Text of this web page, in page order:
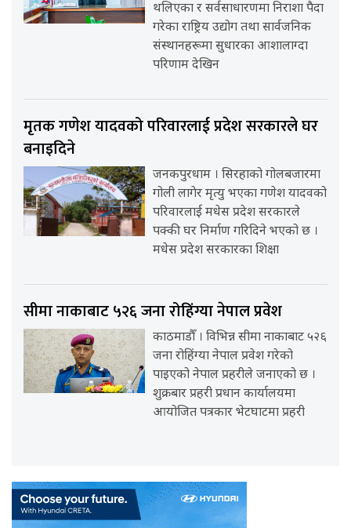
थलिएका र सर्वसाधारणमा निराशा पैदा
गरेका राष्ट्रिय उद्योग तथा सार्वजनिक
संस्थानहरूमा सुधारका आशालाग्दा
परिणाम देखिन
मृतक गणेश यादवको परिवारलाई प्रदेश सरकारले घर
बनाइदिने
जनकपुरधाम । सिरहाको गोलबजारमा
गोली लागेर मृत्यु भएका गणेश यादवको
परिवारलाई मधेस प्रदेश सरकारले
पक्की घर निर्माण गरिदिने भएको छ ।
मधेस प्रदेश सरकारका शिक्षा
सीमा नाकाबाट ५२६ जना रोहिंग्या नेपाल प्रवेश
काठमाडौँ । विभिन्न सीमा नाकाबाट ५२६
जना रोहिंग्या नेपाल प्रवेश गरेको
पाइएको नेपाल प्रहरीले जनाएको छ ।
शुक्रबार प्रहरी प्रधान कार्यालयमा
आयोजित पत्रकार भेटघाटमा प्रहरी